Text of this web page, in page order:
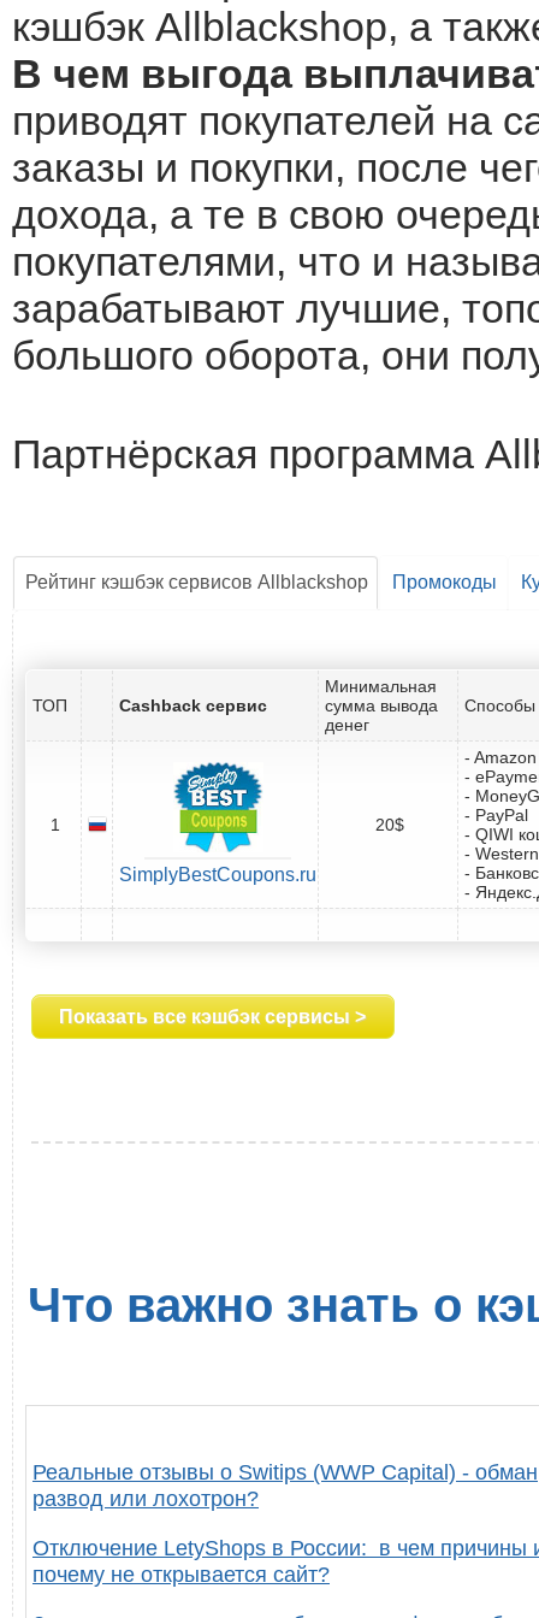
кэшбэк Allblackshop, а
В чем выгода
приводят покупателей на
заказы и покупки, после
дохода, а те в свою
покупателями, что и
зарабатывают лучшие,
большого оборота, они
Партнёрская программа
Рейтинг кэшбэк сервисов Allblackshop Промокоды
ТОП Cashback сервис
Минимальная
сумма вывода
денег
Способы
1
SimplyBestCoupons.ru
20$
-
-
-
- PayPal
- QIWI
-
-
-
Показать все кэшбэк сервисы >
Что важно знать о
Реальные отзывы о Switips (WWP Capital) -
развод или лохотрон?
Отключение LetyShops в России: в чем причины
почему не открывается сайт?